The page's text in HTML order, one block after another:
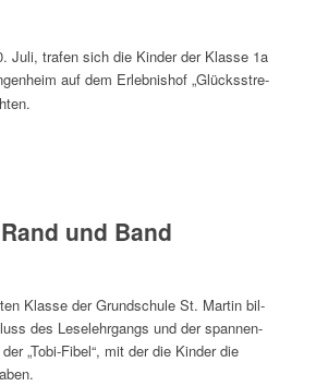
Juli, tra­fen sich die Kin­der der Klas­se 1a
auf dem Erleb­nis­hof „Glücks­stre­
und Band
Klas­se der Grund­schu­le St. Mar­tin bil­
des Lese­lehr­gangs und der span­nen­
„Tobi-Fibel“, mit der die Kin­der die